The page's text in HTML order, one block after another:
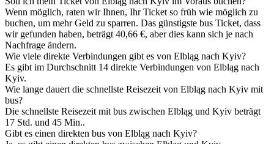
Wenn möglich, raten wir Ihnen, Ihr Ticket so früh wie möglich zu
buchen, um mehr Geld zu sparren. Das günstigste bus Ticket, dass
wir gefunden haben, beträgt 40,66 €, aber dies kann sich je nach
Nachfrage ändern.
Wie viele direkte Verbindungen gibt es von Elbląg nach Kyiv?
Es gibt im Durchschnitt 14 direkte Verbindungen von Elbląg nach
Kyiv.
Wie lange dauert die schnellste Reisezeit von Elbląg nach Kyiv mit
bus?
Die schnellste Reisezeit mit bus zwischen Elbląg und Kyiv beträgt
17 Std. und 45 Min..
Gibt es einen direkten bus von Elbląg nach Kyiv?